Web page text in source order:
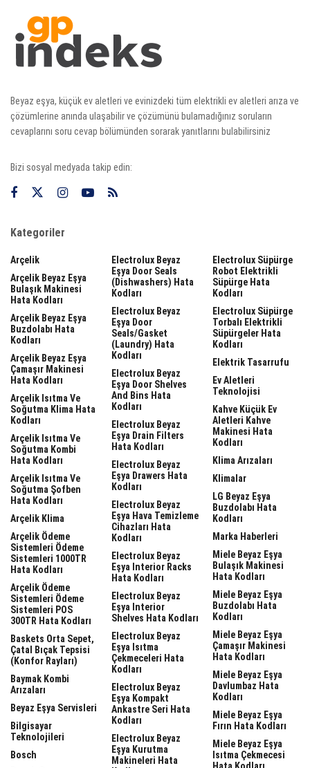
Beyaz eşya, küçük ev aletleri ve evinizdeki tüm elektrikli ev aletleri arıza ve
çözümlerine anında ulaşabilir ve çözümünü bulamadığınız soruların
cevaplarını soru cevap bölümünden sorarak yanıtlarını bulabilirsiniz
Bizi sosyal medyada takip edin:
Kategoriler
Arçelik
Arçelik Beyaz Eşya
Bulaşık Makinesi
Hata Kodları
Arçelik Beyaz Eşya
Buzdolabı Hata
Kodları
Arçelik Beyaz Eşya
Çamaşır Makinesi
Hata Kodları
Arçelik Isıtma Ve
Soğutma Klima Hata
Kodları
Arçelik Isıtma Ve
Soğutma Kombi
Hata Kodları
Arçelik Isıtma Ve
Soğutma Şofben
Hata Kodları
Arçelik Klima
Arçelik Ödeme
Sistemleri Ödeme
Sistemleri 1000TR
Hata Kodları
Arçelik Ödeme
Sistemleri Ödeme
Sistemleri POS
300TR Hata Kodları
Baskets Orta Sepet,
Çatal Bıçak Tepsisi
(Konfor Rayları)
Baymak Kombi
Arızaları
Beyaz Eşya Servisleri
Bilgisayar
Teknolojileri
Bosch
Electrolux Beyaz
Eşya Door Seals
(dishwashers) Hata
Kodları
Electrolux Beyaz
Eşya Door
Seals/gasket
(laundry) Hata
Kodları
Electrolux Beyaz
Eşya Door Shelves
And Bins Hata
Kodları
Electrolux Beyaz
Eşya Drain Filters
Hata Kodları
Electrolux Beyaz
Eşya Drawers Hata
Kodları
Electrolux Beyaz
Eşya Hava Temizleme
Cihazları Hata
Kodları
Electrolux Beyaz
Eşya Interior Racks
Hata Kodları
Electrolux Beyaz
Eşya Interior
Shelves Hata Kodları
Electrolux Beyaz
Eşya Isıtma
Çekmeceleri Hata
Kodları
Electrolux Beyaz
Eşya Kompakt
Ankastre Seri Hata
Kodları
Electrolux Beyaz
Eşya Kurutma
Makineleri Hata
Electrolux Süpürge
Robot Elektrikli
Süpürge Hata
Kodları
Electrolux Süpürge
Torbalı Elektrikli
Süpürgeler Hata
Kodları
Elektrik Tasarrufu
Ev Aletleri
Teknolojisi
Kahve Küçük Ev
Aletleri Kahve
Makinesi Hata
Kodları
Klima Arızaları
Klimalar
LG Beyaz Eşya
Buzdolabı Hata
Kodları
Marka Haberleri
Miele Beyaz Eşya
Bulaşık Makinesi
Hata Kodları
Miele Beyaz Eşya
Buzdolabı Hata
Kodları
Miele Beyaz Eşya
Çamaşır Makinesi
Hata Kodları
Miele Beyaz Eşya
Davlumbaz Hata
Kodları
Miele Beyaz Eşya
Fırın Hata Kodları
Miele Beyaz Eşya
Isıtma Çekmecesi